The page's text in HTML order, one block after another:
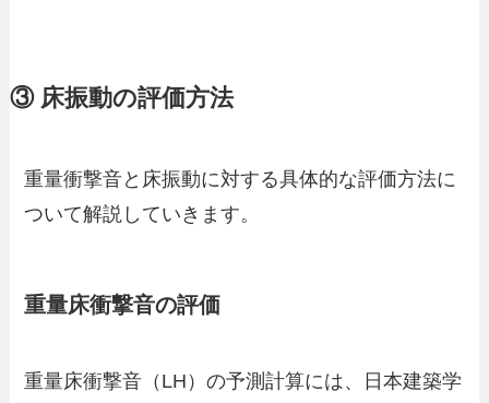
③ 床振動の評価方法
重量衝撃音と床振動に対する具体的な評価方法に
ついて解説していきます。
重量床衝撃音の評価
重量床衝撃音（LH）の予測計算には、日本建築学